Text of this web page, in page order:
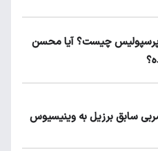
پرسپولیس چیست؟ آیا محسن
سابق برزیل به وینیسیوس